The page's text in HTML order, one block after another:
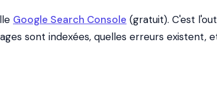
Google Search Console (gratuit). C'est
sont indexées, quelles erreurs existent,